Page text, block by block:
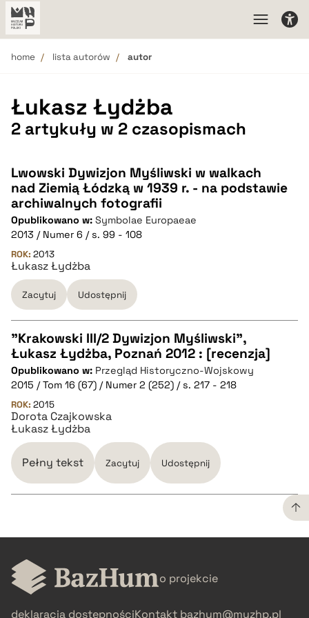
home lista autorów autor
Łukasz Łydżba
2 artykuły w 2 czasopismach
Lwowski Dywizjon Myśliwski w walkach
nad Ziemią Łódzką w 1939 r. - na podstawie
archiwalnych fotografii
Opublikowano w: Symbolae Europaeae
2013 / Numer 6 / s. 99 - 108
ROK: 2013
Łukasz Łydżba
Zacytuj Udostępnij
CZYSTY TEKST
pobierz cytat
BIBTEX
pobierz cytat
"Krakowski III/2 Dywizjon Myśliwski",
Łukasz Łydżba, Poznań 2012 : [recenzja]
Opublikowano w: Przegląd Historyczno-Wojskowy
2015 / Tom 16 (67) / Numer 2 (252) / s. 217 - 218
ROK: 2015
Dorota Czajkowska
Łukasz Łydżba
Pełny tekst Zacytuj Udostępnij
CZYSTY TEKST
pobierz cytat o projekcie
deklaracja dostępnościKontakt bazhum@muzhp.pl